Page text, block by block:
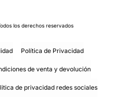
Política de Privacidad
de venta y devolución
de privacidad redes sociales
los derechos reservados